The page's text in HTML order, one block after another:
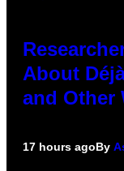
About
and Other
17 hours agoBy